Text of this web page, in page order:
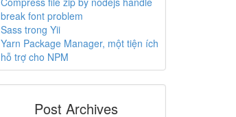
break font problem
Sass trong Yii
Yarn Package Manager, một tiện ích
hỗ trợ cho NPM
Post Archives